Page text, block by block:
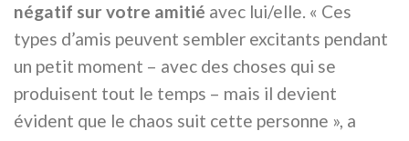
négatif sur votre amitié avec lui/elle. « Ces
types d’amis peuvent sembler excitants pendant
un petit moment – avec des choses qui se
produisent tout le temps – mais il devient
évident que le chaos suit cette personne », a